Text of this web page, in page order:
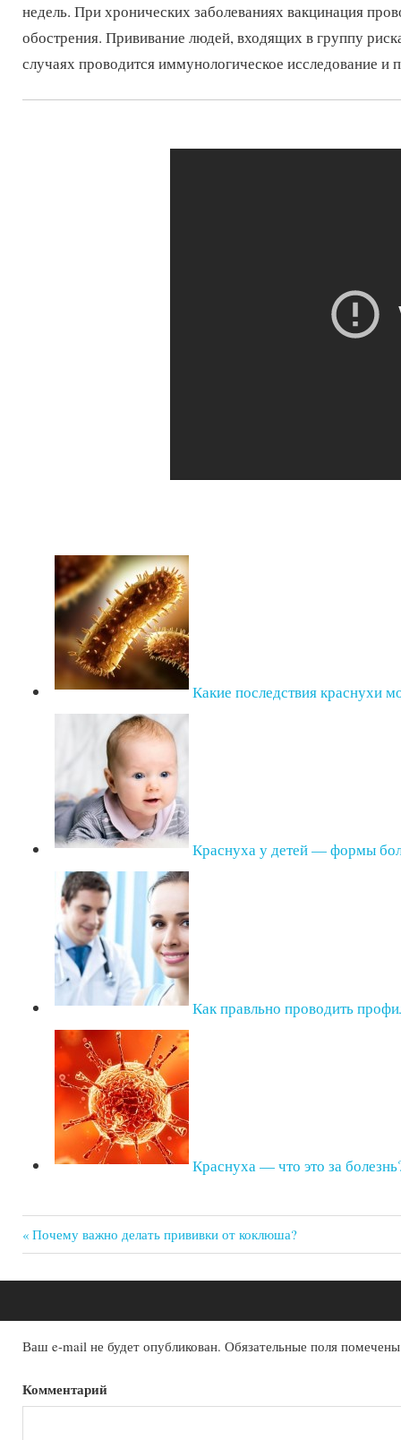
недель. При хронических заболеваниях вакцинация
обострения. Прививание людей, входящих в группу
случаях проводится иммунологическое исследование
Какие последствия краснухи
Краснуха у детей — формы
Как правльно проводить
Краснуха — что это за
записям
Previous
Post:
Почему важно делать прививки от коклюша?
Ваш e-mail не будет опубликован. Обязательные поля
Комментарий